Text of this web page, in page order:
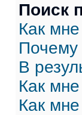
Поиск
Как
Почему
В
Как
Как